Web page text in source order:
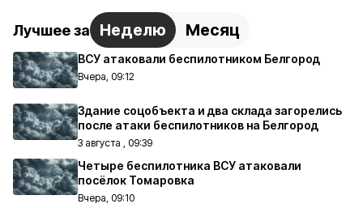
Лучшее за Неделю Месяц
ВСУ атаковали беспилотником Белгород
Вчера, 09:12
Здание соцобъекта и два склада загорелись
после атаки беспилотников на Белгород
3 августа , 09:39
Четыре беспилотника ВСУ атаковали
посёлок Томаровка
Вчера, 09:10